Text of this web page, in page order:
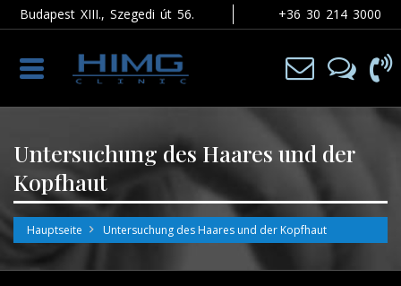
Budapest XIII., Szegedi út 56. +36 30 214 3000
Toggle
navigation
Untersuchung des Haares und der
Kopfhaut
Hauptseite Untersuchung des Haares und der Kopfhaut